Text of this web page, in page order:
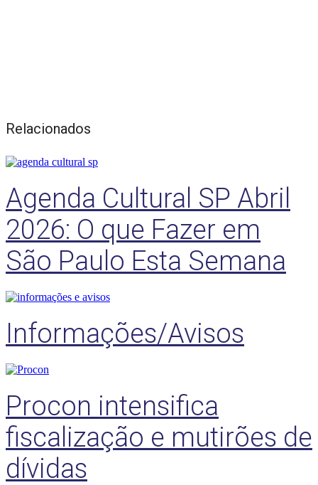
Relacionados
Agenda Cultural SP Abril
2026: O que Fazer em
São Paulo Esta Semana
Informações/Avisos
Procon intensifica
fiscalização e mutirões de
dívidas